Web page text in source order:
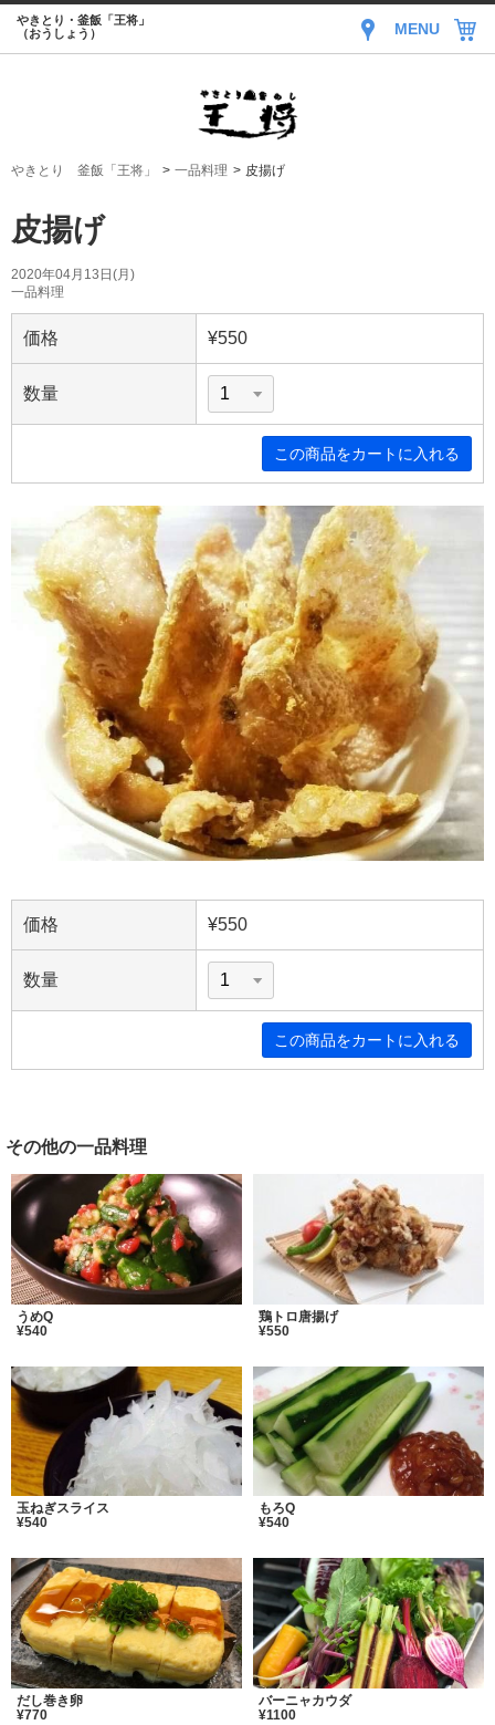
やきとり・釜飯「王将」
（おうしょう）
MENU
やきとり 釜飯「王将」 一品料理 皮揚げ
皮揚げ
2020年04月13日(月)
一品料理
価格 ¥550
数量
価格 ¥550
数量
その他の一品料理
うめQ
¥540
鶏トロ唐揚げ
¥550
玉ねぎスライス
¥540
もろQ
¥540
だし巻き卵
¥770
バーニャカウダ
¥1100